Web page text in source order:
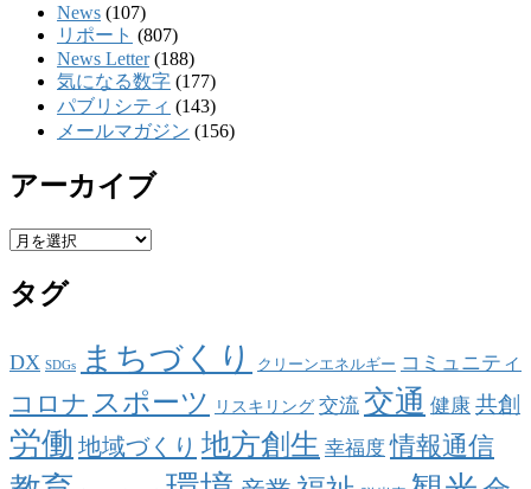
News (107)
リポート (807)
News Letter(188)
気になる数字 (177)
パブリシティ (143)
メールマガジン (156)
アーカイブ
ア
カ
イ
タグ
DX SDGs まちづくり クリーンエネルギー コミュニティ
コロナ スポーツ リスキリング 交流 交通 健康 共創
労働 地域づくり 地方創生 幸福度 情報通信